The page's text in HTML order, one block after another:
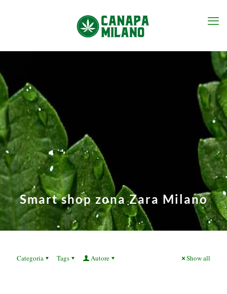
Smart shop zona Zara Milano
Categoria Tags Autore Show all